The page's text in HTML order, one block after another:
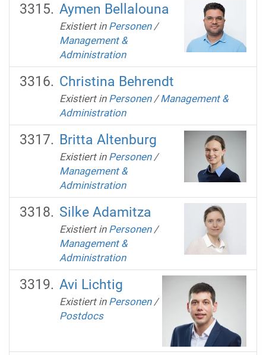
Aymen Bellalouna
Existiert in Personen /
Management &
Administration
Christina Behrendt
Existiert in Personen /Management &
Administration
Britta Altenburg
Existiert in Personen /
Management &
Administration
Silke Adamitza
Existiert in Personen /
Management &
Administration
Avi Lichtig
Existiert in Personen /
Postdocs